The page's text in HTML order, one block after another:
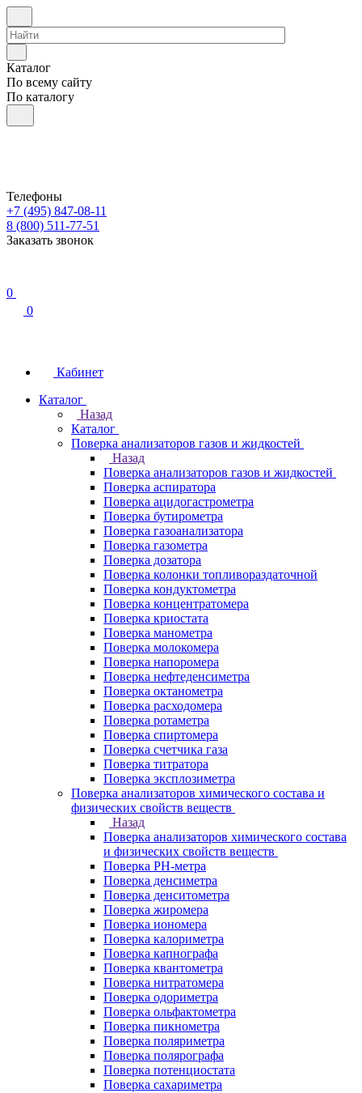
Каталог
По всему сайту
По каталогу
Телефоны
+7 (495) 847-08-11
8 (800) 511-77-51
Заказать звонок
0
0
Кабинет
Каталог
Назад
Каталог
Поверка анализаторов газов и жидкостей
Назад
Поверка анализаторов газов и жидкостей
Поверка аспиратора
Поверка ацидогастрометра
Поверка бутирометра
Поверка газоанализатора
Поверка газометра
Поверка дозатора
Поверка колонки топливораздаточной
Поверка кондуктометра
Поверка концентратомера
Поверка криостата
Поверка манометра
Поверка молокомера
Поверка напоромера
Поверка нефтеденсиметра
Поверка октанометра
Поверка расходомера
Поверка ротаметра
Поверка спиртомера
Поверка счетчика газа
Поверка титратора
Поверка эксплозиметра
Поверка анализаторов химического состава и
физических свойств веществ
Назад
Поверка анализаторов химического состава
и физических свойств веществ
Поверка PH-метра
Поверка денсиметра
Поверка денситометра
Поверка жиромера
Поверка иономера
Поверка калориметра
Поверка капнографа
Поверка квантометра
Поверка нитратомера
Поверка одориметра
Поверка ольфактометра
Поверка пикнометра
Поверка поляриметра
Поверка полярографа
Поверка потенциостата
Поверка сахариметра